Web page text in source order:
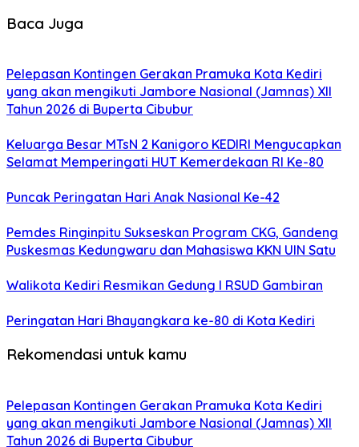
Baca Juga
Pelepasan Kontingen Gerakan Pramuka Kota Kediri
yang akan mengikuti Jambore Nasional (Jamnas) XII
Tahun 2026 di Buperta Cibubur
Keluarga Besar MTsN 2 Kanigoro KEDIRI Mengucapkan
Selamat Memperingati HUT Kemerdekaan RI Ke-80
Puncak Peringatan Hari Anak Nasional Ke-42
Pemdes Ringinpitu Sukseskan Program CKG, Gandeng
Puskesmas Kedungwaru dan Mahasiswa KKN UIN Satu
Walikota Kediri Resmikan Gedung I RSUD Gambiran
Peringatan Hari Bhayangkara ke-80 di Kota Kediri
Rekomendasi untuk kamu
Pelepasan Kontingen Gerakan Pramuka Kota Kediri
yang akan mengikuti Jambore Nasional (Jamnas) XII
Tahun 2026 di Buperta Cibubur